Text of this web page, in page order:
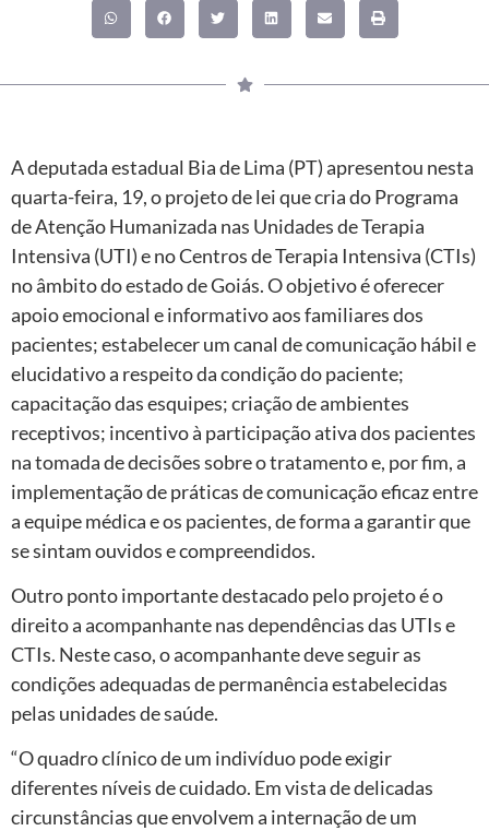
A deputada estadual Bia de Lima (PT) apresentou nesta
quarta-feira, 19, o projeto de lei que cria do Programa
de Atenção Humanizada nas Unidades de Terapia
Intensiva (UTI) e no Centros de Terapia Intensiva (CTIs)
no âmbito do estado de Goiás. O objetivo é oferecer
apoio emocional e informativo aos familiares dos
pacientes; estabelecer um canal de comunicação hábil e
elucidativo a respeito da condição do paciente;
capacitação das esquipes; criação de ambientes
receptivos; incentivo à participação ativa dos pacientes
na tomada de decisões sobre o tratamento e, por fim, a
implementação de práticas de comunicação eficaz entre
a equipe médica e os pacientes, de forma a garantir que
se sintam ouvidos e compreendidos.
Outro ponto importante destacado pelo projeto é o
direito a acompanhante nas dependências das UTIs e
CTIs. Neste caso, o acompanhante deve seguir as
condições adequadas de permanência estabelecidas
pelas unidades de saúde.
“O quadro clínico de um indivíduo pode exigir
diferentes níveis de cuidado. Em vista de delicadas
circunstâncias que envolvem a internação de um